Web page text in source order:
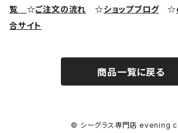
シーグラス リング・指輪
覧 ☆ご注文の流れ ☆ショップブログ ☆
合サイト
商品一覧に戻る
© シーグラス専門店 evening